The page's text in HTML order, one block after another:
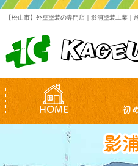
【松山市】外壁塗装の専門店｜影浦塗装工業｜
HOME 初
影